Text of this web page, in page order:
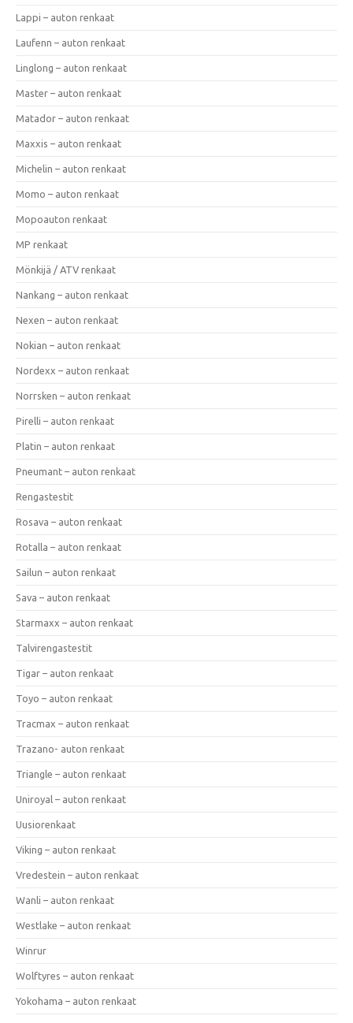
Lappi – auton renkaat
Laufenn – auton renkaat
Linglong – auton renkaat
Master – auton renkaat
Matador – auton renkaat
Maxxis – auton renkaat
Michelin – auton renkaat
Momo – auton renkaat
Mopoauton renkaat
MP renkaat
Mönkijä / ATV renkaat
Nankang – auton renkaat
Nexen – auton renkaat
Nokian – auton renkaat
Nordexx – auton renkaat
Norrsken – auton renkaat
Pirelli – auton renkaat
Platin – auton renkaat
Pneumant – auton renkaat
Rengastestit
Rosava – auton renkaat
Rotalla – auton renkaat
Sailun – auton renkaat
Sava – auton renkaat
Starmaxx – auton renkaat
Talvirengastestit
Tigar – auton renkaat
Toyo – auton renkaat
Tracmax – auton renkaat
Trazano- auton renkaat
Triangle – auton renkaat
Uniroyal – auton renkaat
Uusiorenkaat
Viking – auton renkaat
Vredestein – auton renkaat
Wanli – auton renkaat
Westlake – auton renkaat
Winrur
Wolftyres – auton renkaat
Yokohama – auton renkaat